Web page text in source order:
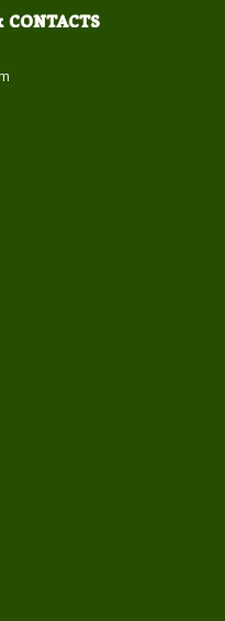
CONTACTS